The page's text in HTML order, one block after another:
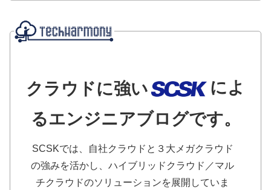
クラウドに強い
によ
るエンジニアブログです。
SCSKでは、自社クラウドと３大メガクラウド
の強みを活かし、ハイブリッドクラウド／マル
チクラウドのソリューションを展開していま